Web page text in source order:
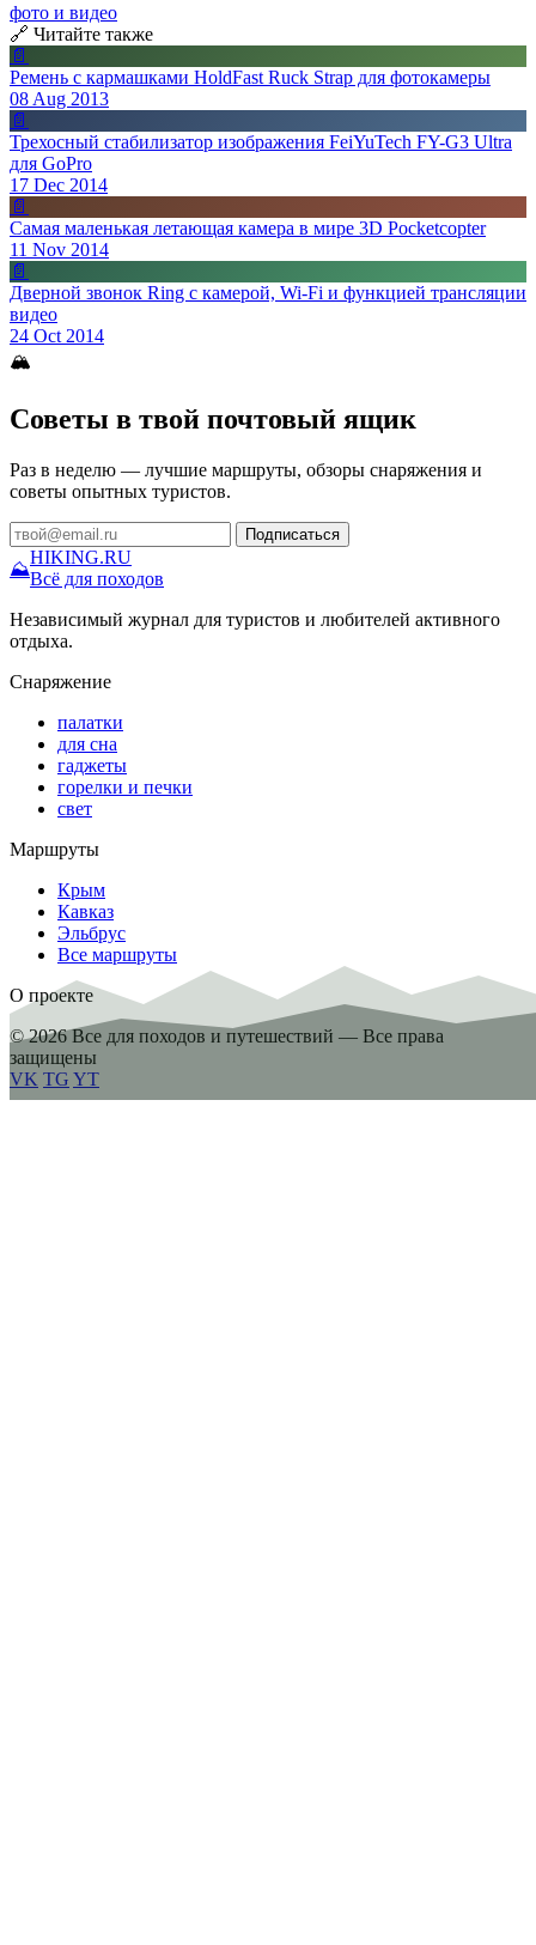
фото и видео
🔗 Читайте также
📄
Ремень с кармашками HoldFast Ruck Strap для фотокамеры
08 Aug 2013
📄
Трехосный стабилизатор изображения FeiYuTech FY-G3 Ultra
для GoPro
17 Dec 2014
📄
Самая маленькая летающая камера в мире 3D Pocketcopter
11 Nov 2014
📄
Дверной звонок Ring с камерой, Wi-Fi и функцией трансляции
видео
24 Oct 2014
🏔
Советы в твой почтовый ящик
Раз в неделю — лучшие маршруты, обзоры снаряжения и
советы опытных туристов.
Подписаться
⛰
HIKING.RU
Всё для походов
Независимый журнал для туристов и любителей активного
отдыха.
Снаряжение
палатки
для сна
гаджеты
горелки и печки
свет
Маршруты
Крым
Кавказ
Эльбрус
Все маршруты
О проекте
© 2026 Все для походов и путешествий — Все права
защищены
VK TG YT